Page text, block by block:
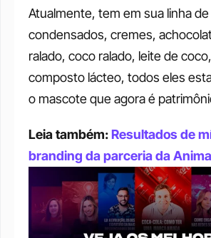
Atualmente, tem em sua linha
condensados, cremes,
ralado, coco ralado, leite de
composto lácteo, todos eles
o mascote que agora é
Leia também: Resultados de
branding da parceria da